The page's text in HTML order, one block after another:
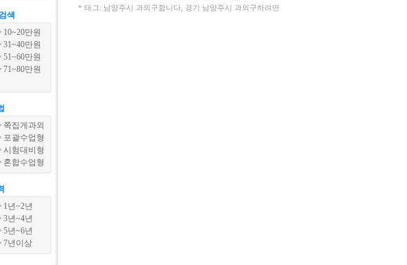
색
10~20만원
31~40만원
51~60만원
71~80만원
쪽집게과외
포괄수업형
시험대비형
혼합수업형
1년~2년
3년~4년
5년~6년
7년이상
* 태그: 남양주시 과외구합니다, 경기 남양주시 과외구하려면